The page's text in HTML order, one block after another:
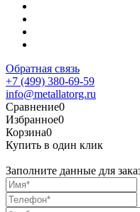
Обратная связь
+7 (499) 380-69-59
info@metallatorg.ru
Сравнение0
Избранное0
Корзина0
Купить в один клик
Заполните данные для